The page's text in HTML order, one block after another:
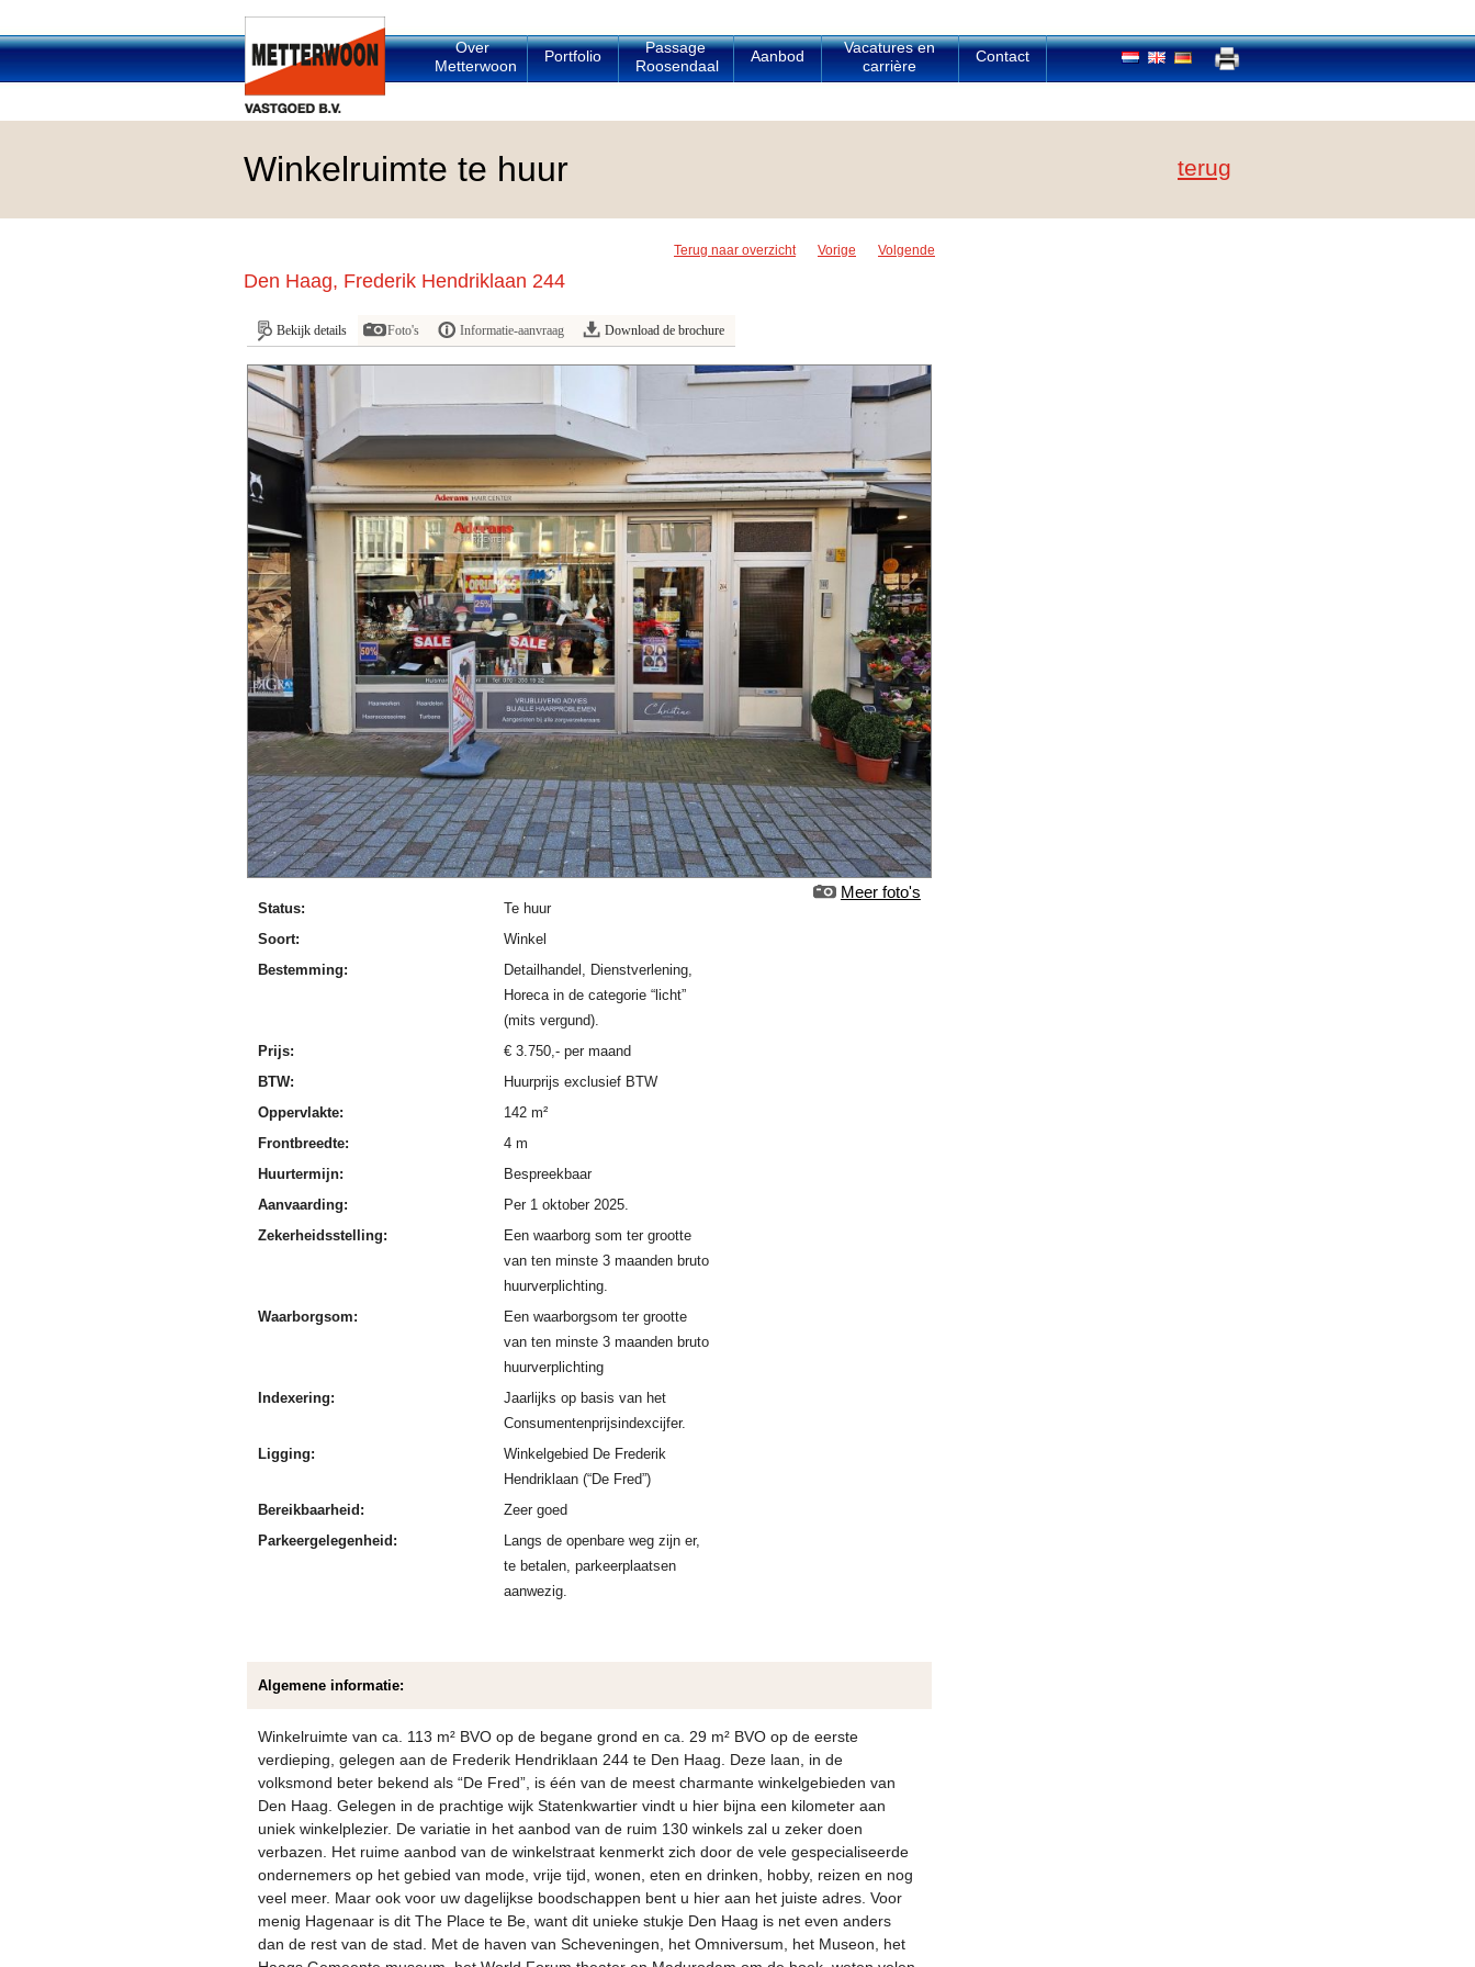
Over
Metterwoon
Portfolio
Passage
Roosendaal
Aanbod
Vacatures en
carrière
Contact
Winkelruimte te huur terug
Terug naar overzicht Vorige Volgende
Den Haag, Frederik Hendriklaan 244
Bekijk details Foto's Informatie-aanvraag Download de brochure
Meer foto's
Status:
Te huur
Soort:
Winkel
Bestemming:
Detailhandel, Dienstverlening,
Horeca in de categorie “licht”
(mits vergund).
Prijs:
€3.750,- per maand
BTW:
Huurprijs exclusief BTW
Oppervlakte:
142 m²
Frontbreedte:
4 m
Huurtermijn:
Bespreekbaar
Aanvaarding:
Per 1 oktober 2025.
Zekerheidsstelling:
Een waarborg som ter grootte
van ten minste 3 maanden bruto
huurverplichting.
Waarborgsom:
Een waarborgsom ter grootte
van ten minste 3 maanden bruto
huurverplichting
Indexering:
Jaarlijks op basis van het
Consumentenprijsindexcijfer.
Ligging:
Winkelgebied De Frederik
Hendriklaan (“De Fred”)
Bereikbaarheid:
Zeer goed
Parkeergelegenheid:
Langs de openbare weg zijn er,
te betalen, parkeerplaatsen
aanwezig.
Algemene informatie:
Winkelruimte van ca. 113 m² BVO op de begane grond en ca. 29 m² BVO op de eerste
verdieping, gelegen aan de Frederik Hendriklaan 244 te Den Haag. Deze laan, in de
volksmond beter bekend als “De Fred”, is één van de meest charmante winkelgebieden van
Den Haag. Gelegen in de prachtige wijk Statenkwartier vindt u hier bijna een kilometer aan
uniek winkelplezier. De variatie in het aanbod van de ruim 130 winkels zal u zeker doen
verbazen. Het ruime aanbod van de winkelstraat kenmerkt zich door de vele gespecialiseerde
ondernemers op het gebied van mode, vrije tijd, wonen, eten en drinken, hobby, reizen en nog
veel meer. Maar ook voor uw dagelijkse boodschappen bent u hier aan het juiste adres. Voor
menig Hagenaar is dit The Place te Be, want dit unieke stukje Den Haag is net even anders
dan de rest van de stad. Met de haven van Scheveningen, het Omniversum, het Museon, het